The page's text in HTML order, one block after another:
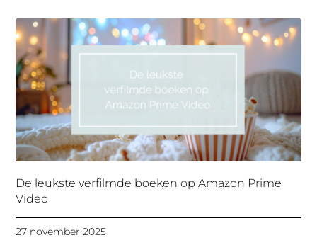
De leukste verfilmde boeken op Amazon Prime
Video
27 november 2025